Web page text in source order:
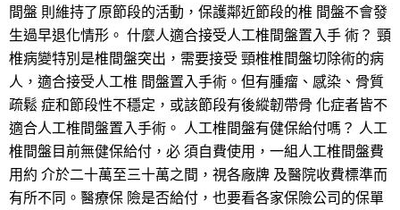
間盤 則維持了原節段的活動，保護鄰近節段的椎 間盤不會發
生過早退化情形。 什麼人適合接受人工椎間盤置入手 術？ 頸
椎病變特別是椎間盤突出，需要接受 頸椎椎間盤切除術的病
人，適合接受人工椎 間盤置入手術。但有腫瘤、感染、骨質
疏鬆 症和節段性不穩定，或該節段有後縱韌帶骨 化症者皆不
適合人工椎間盤置入手術。 人工椎間盤有健保給付嗎？ 人工
椎間盤目前無健保給付，必 須自費使用，一組人工椎間盤費
用約 介於二十萬至三十萬之間，視各廠牌 及醫院收費標準而
有所不同。醫療保 險是否給付，也要看各家保險公司的保單